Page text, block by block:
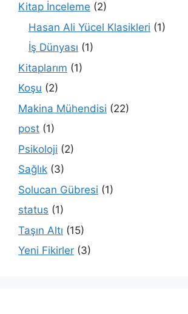
Kitap İnceleme (2)
Hasan Ali Yücel Klasikleri (1)
İş Dünyası (1)
Kitaplarım (1)
Koşu (2)
Makina Mühendisi (22)
post (1)
Psikoloji (2)
Sağlık (3)
Solucan Gübresi (1)
status (1)
Taşın Altı (15)
Yeni Fikirler (3)